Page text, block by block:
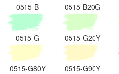
0515-B 0515-B20G
0515-G 0515-G20Y
0515-G80Y 0515-G90Y